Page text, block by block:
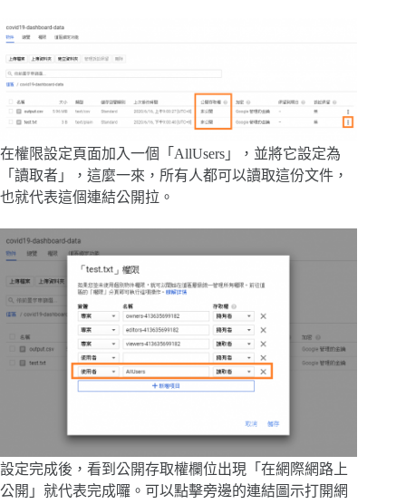
在權限設定頁面加入一個「AllUsers」，並將它設定為
「讀取者」，這麼一來，所有人都可以讀取這份文件，
也就代表這個連結公開拉。
設定完成後，看到公開存取權欄位出現「在網際網路上
公開」就代表完成囉。可以點擊旁邊的連結圖示打開網